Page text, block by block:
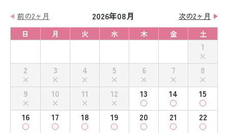
前の2ヶ月 2026年08月
次の2ヶ月
日
月 火 水 木 金 土
1
2
3 4 5 6 7
8
9
10 11 12 13 14
15
16
17 18 19 20 21
22